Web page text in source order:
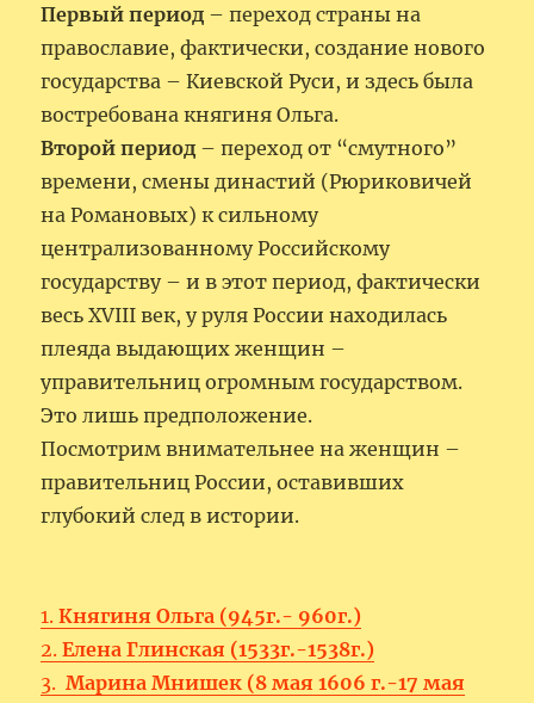
Первый период – переход страны на
православие, фактически, создание нового
государства – Киевской Руси, и здесь была
востребована княгиня Ольга.
Второй период – переход от “смутного”
времени, смены династий (Рюриковичей
на Романовых) к сильному
централизованному Российскому
государству – и в этот период, фактически
весь XVIII век, у руля России находилась
плеяда выдающих женщин –
управительниц огромным государством.
Это лишь предположение.
Посмотрим внимательнее на женщин –
правительниц России, оставивших
глубокий след в истории.
1.Княгиня Ольга (945г.- 960г.)
2.Елена Глинская (1533г.-1538г.)
3. Марина Мнишек (8 мая 1606 г.-17 мая